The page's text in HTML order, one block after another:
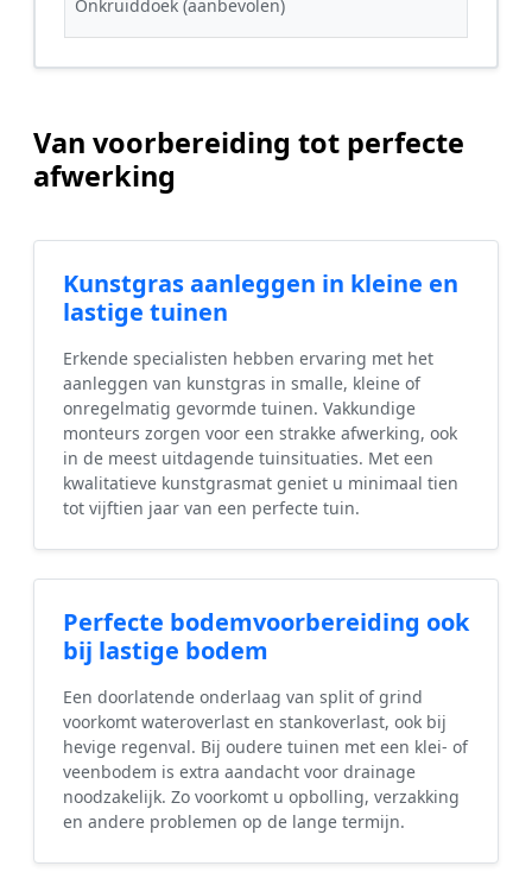
Onkruiddoek (aanbevolen)
Van voorbereiding tot perfecte
afwerking
Kunstgras aanleggen in kleine en
lastige tuinen
Erkende specialisten hebben ervaring met het
aanleggen van kunstgras in smalle, kleine of
onregelmatig gevormde tuinen. Vakkundige
monteurs zorgen voor een strakke afwerking, ook
in de meest uitdagende tuinsituaties. Met een
kwalitatieve kunstgrasmat geniet u minimaal tien
tot vijftien jaar van een perfecte tuin.
Perfecte bodemvoorbereiding ook
bij lastige bodem
Een doorlatende onderlaag van split of grind
voorkomt wateroverlast en stankoverlast, ook bij
hevige regenval. Bij oudere tuinen met een klei- of
veenbodem is extra aandacht voor drainage
noodzakelijk. Zo voorkomt u opbolling, verzakking
en andere problemen op de lange termijn.